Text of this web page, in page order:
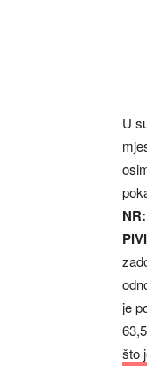
U
je
što